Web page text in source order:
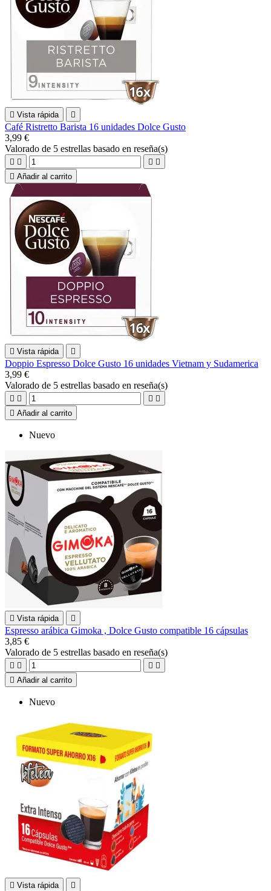
 Vista rápida 
Café Ristretto Barista 16 unidades Dolce Gusto
3,99 €
Valorado de 5 estrellas basado en reseña(s)
   
 Añadir al carrito
 Vista rápida 
Doppio Espresso Dolce Gusto 16 unidades Vietnam y Sudamerica
3,99 €
Valorado de 5 estrellas basado en reseña(s)
   
 Añadir al carrito
Nuevo
 Vista rápida 
Espresso arábica Gimoka , Dolce Gusto compatible 16 cápsulas
3,85 €
Valorado de 5 estrellas basado en reseña(s)
   
 Añadir al carrito
Nuevo
 Vista rápida 